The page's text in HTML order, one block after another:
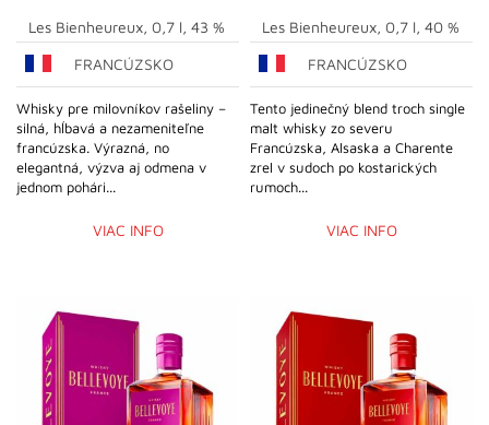
Les Bienheureux, 0,7 l, 43 %
FRANCÚZSKO
Whisky pre milovníkov rašeliny –
silná, hĺbavá a nezameniteľne
francúzska. Výrazná, no
elegantná, výzva aj odmena v
jednom pohári...
VIAC INFO
Les Bienheureux, 0,7 l, 40 %
FRANCÚZSKO
Tento jedinečný blend troch single
malt whisky zo severu
Francúzska, Alsaska a Charente
zrel v sudoch po kostarických
rumoch...
VIAC INFO